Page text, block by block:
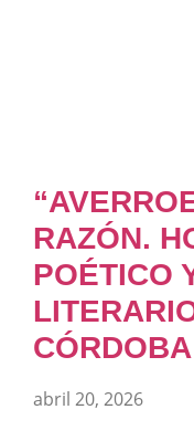
RAZÓN.
POÉTICO
abril 20, 2026